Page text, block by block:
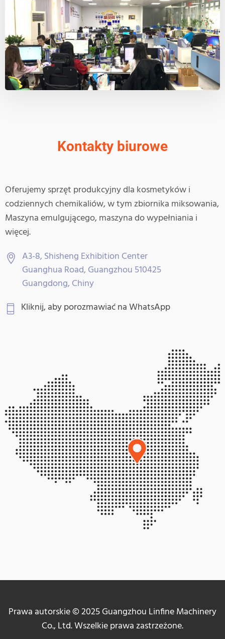
Kontakty biurowe
Oferujemy sprzęt produkcyjny dla kosmetyków i
codziennych chemikaliów, w tym zbiornika miksowania,
Maszyna emulgującego, maszyna do wypełniania i
więcej.
A3-8, Shisheng Exhibition Center
Guanghua Road, Guangzhou 510425
Guangdong, Chiny
Kliknij, aby porozmawiać na WhatsApp
Prawa autorskie © 2025 Guangzhou Linfine Machinery
Co., Ltd. Wszelkie prawa zastrzeżone.